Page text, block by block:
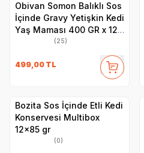
Obivan Somon Balıklı Sos
İçinde Gravy Yetişkin Kedi
Yaş Maması 400 GR x 12
(25)
499,00 TL
Bozita Sos İçinde Etli Kedi
Konservesi Multibox
12x85 gr
(0)